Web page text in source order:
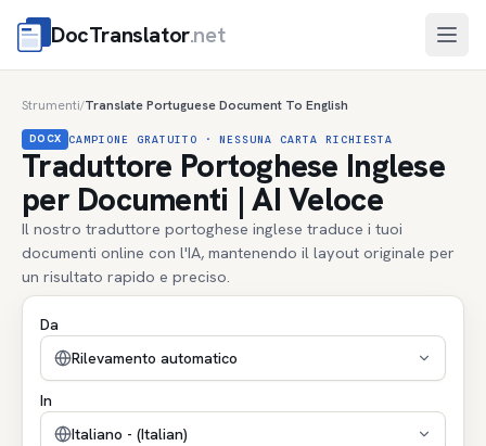
DocTranslator.net Apri
Strumenti/Translate Portuguese Document To English
DOCX CAMPIONE GRATUITO · NESSUNA CARTA RICHIESTA
Traduttore Portoghese Inglese
per Documenti | AI Veloce
Il nostro traduttore portoghese inglese traduce i tuoi
documenti online con l'IA, mantenendo il layout originale per
un risultato rapido e preciso.
Da
Rilevamento automatico
In
Italiano - (Italian)